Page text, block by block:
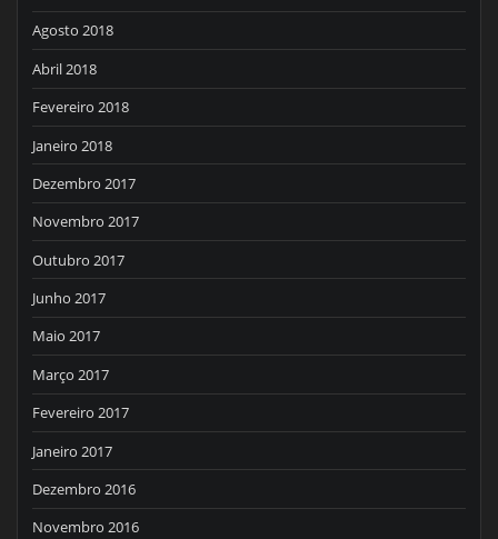
Agosto 2018
Abril 2018
Fevereiro 2018
Janeiro 2018
Dezembro 2017
Novembro 2017
Outubro 2017
Junho 2017
Maio 2017
Março 2017
Fevereiro 2017
Janeiro 2017
Dezembro 2016
Novembro 2016